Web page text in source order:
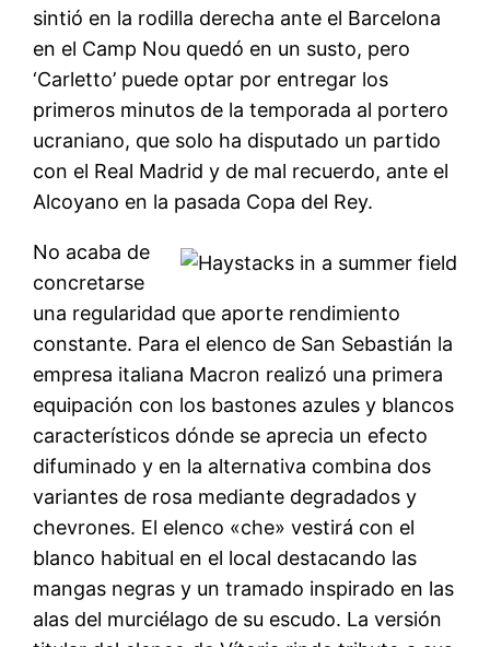
sintió en la rodilla derecha ante el Barcelona
en el Camp Nou quedó en un susto, pero
‘Carletto’ puede optar por entregar los
primeros minutos de la temporada al portero
ucraniano, que solo ha disputado un partido
con el Real Madrid y de mal recuerdo, ante el
Alcoyano en la pasada Copa del Rey.
No acaba de
concretarse
una regularidad que aporte rendimiento
constante. Para el elenco de San Sebastián la
empresa italiana Macron realizó una primera
equipación con los bastones azules y blancos
característicos dónde se aprecia un efecto
difuminado y en la alternativa combina dos
variantes de rosa mediante degradados y
chevrones. El elenco «che» vestirá con el
blanco habitual en el local destacando las
mangas negras y un tramado inspirado en las
alas del murciélago de su escudo. La versión